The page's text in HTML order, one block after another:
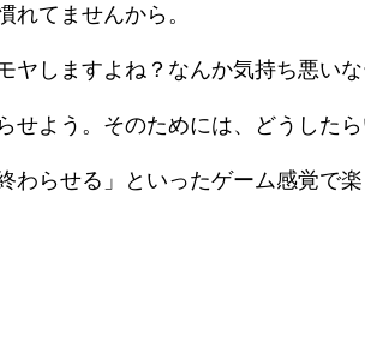
てませんから。
しますよね？なんか気持ち悪いな
よう。そのためには、どうした
らせる」といったゲーム感覚で